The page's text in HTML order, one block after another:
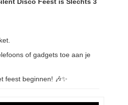
of gadgets toe aan je
feest beginnen! 🎶✨